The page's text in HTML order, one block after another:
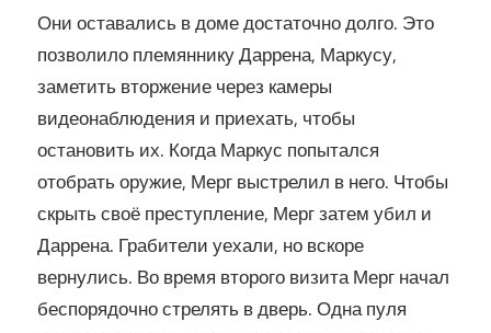
Они оставались в доме достаточно долго. Это
позволило племяннику Даррена, Маркусу,
заметить вторжение через камеры
видеонаблюдения и приехать, чтобы
остановить их. Когда Маркус попытался
отобрать оружие, Мерг выстрелил в него. Чтобы
скрыть своё преступление, Мерг затем убил и
Даррена. Грабители уехали, но вскоре
вернулись. Во время второго визита Мерг начал
беспорядочно стрелять в дверь. Одна пуля